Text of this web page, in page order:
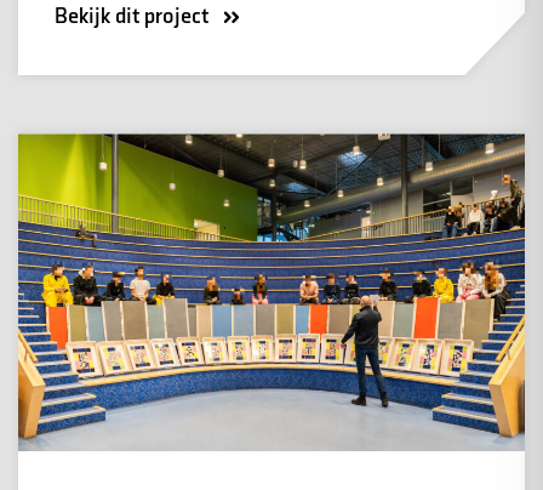
Bekijk dit project